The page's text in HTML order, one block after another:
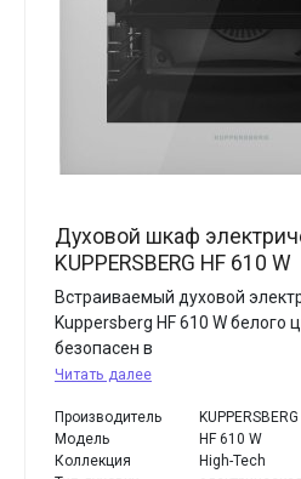
Духовой шкаф
KUPPERSBERG HF 610 W
Встраиваемый духовой
Kuppersberg HF 610 W белого
безопасен в
Читать далее
Производитель
KUPPERSBERG
Модель
HF 610 W
Коллекция
High-Tech